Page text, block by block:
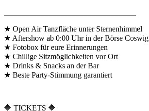
★ Open Air Tanzfläche unter Sternenhimmel
★ Aftershow ab 0:00 Uhr in der Börse Coswig
★ Fotobox für eure Erinnerungen
★ Chillige Sitzmöglichkeiten vor Ort
★ Drinks & Snacks an der Bar
★ Beste Party-Stimmung garantiert
🔷 TICKETS 🔷